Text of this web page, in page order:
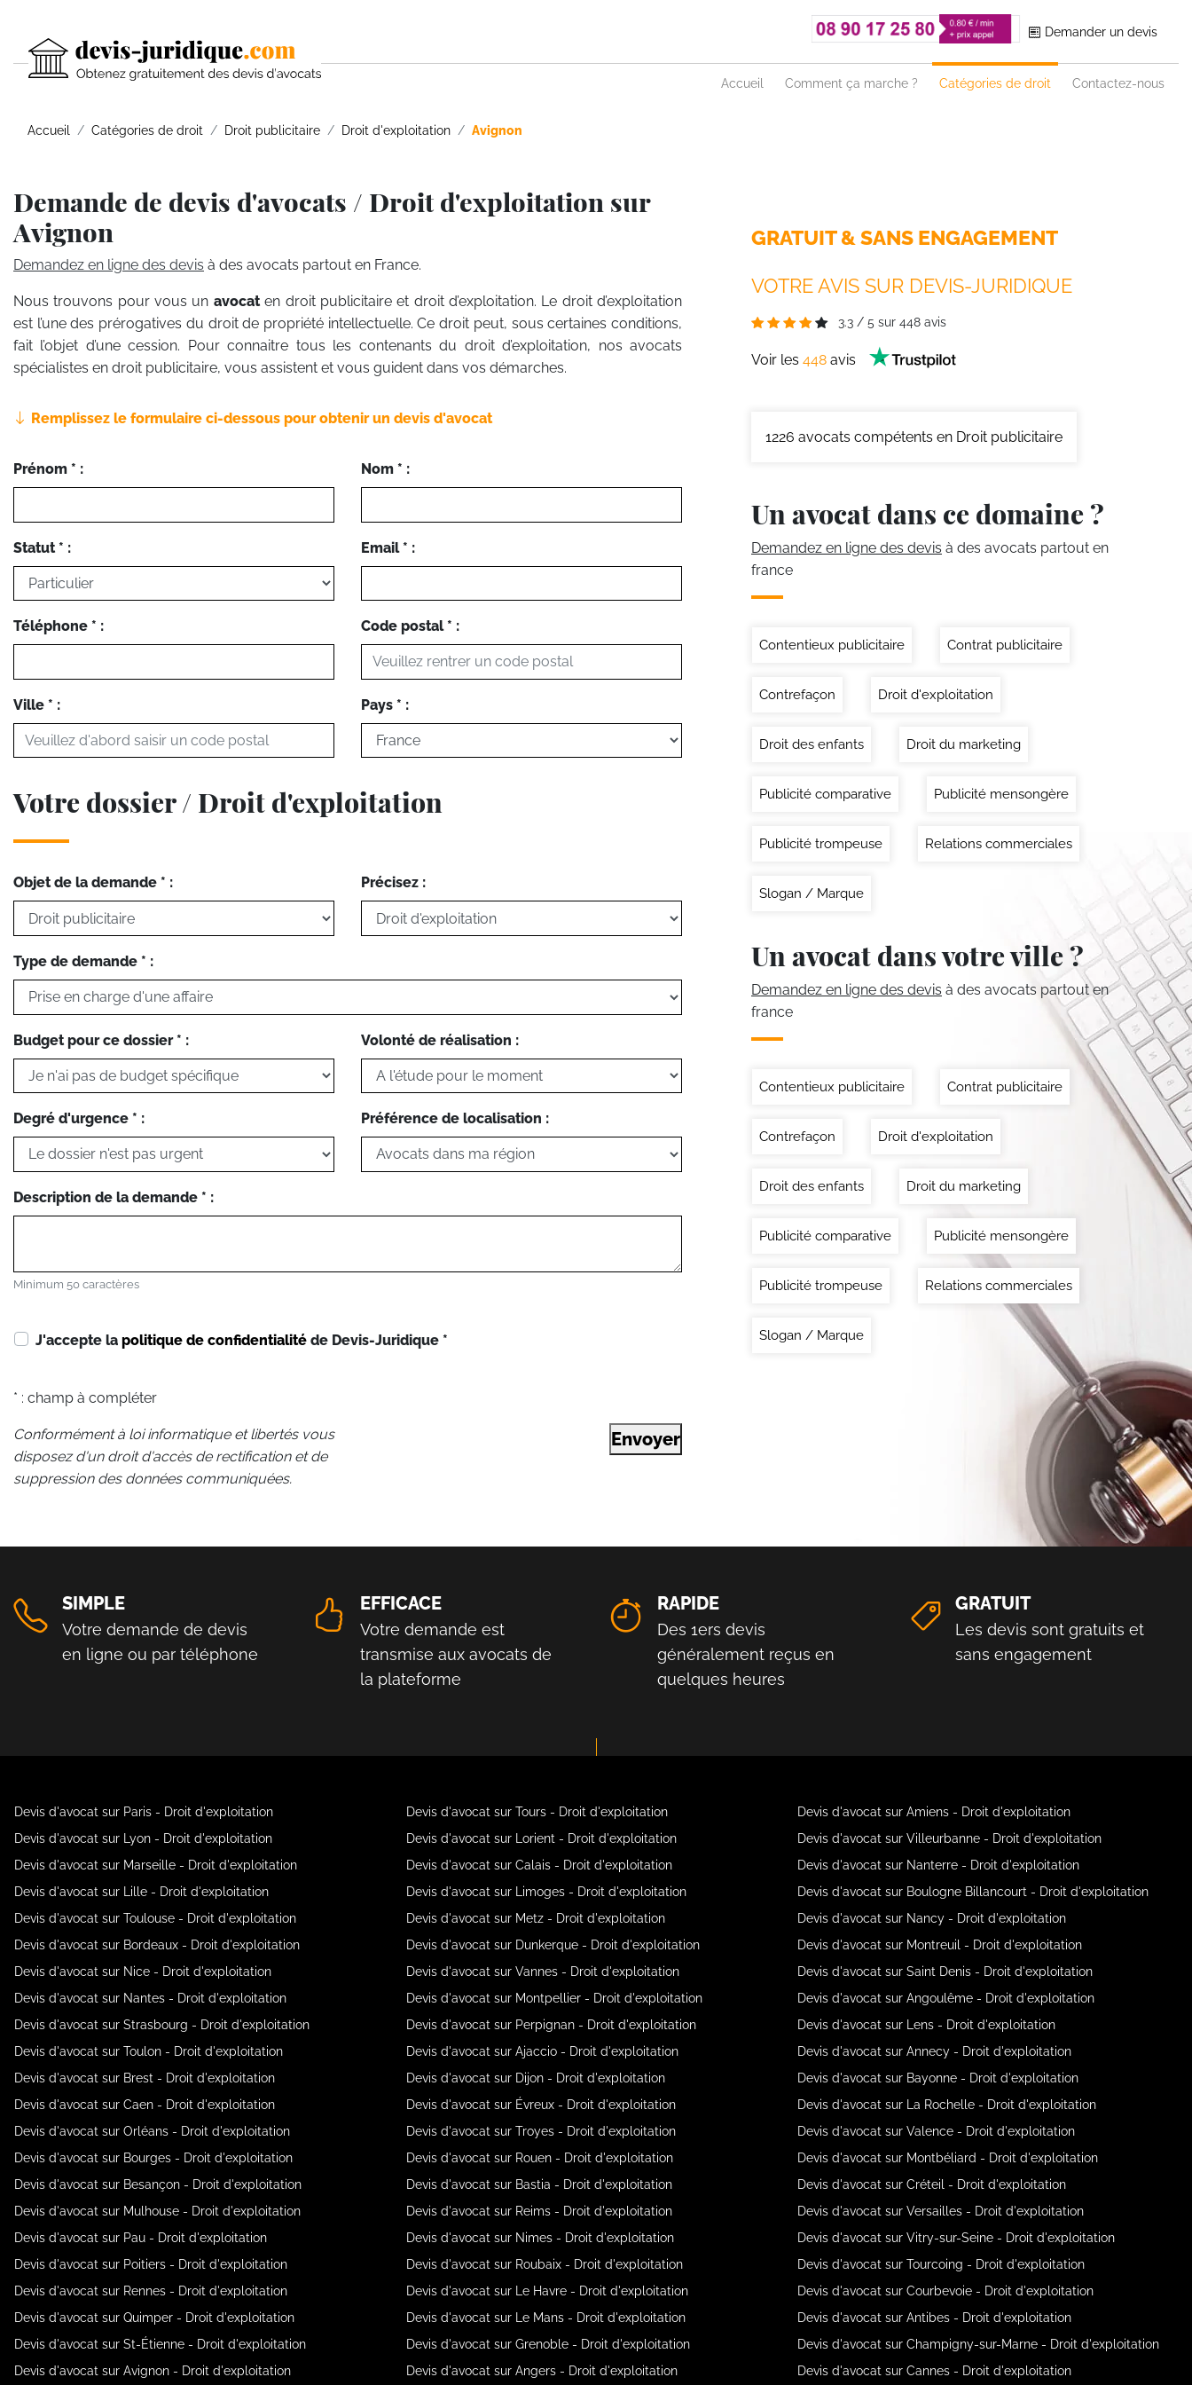
Demander un devis
Accueil Comment ça marche ? Catégories de droit Contactez-nous
Accueil Catégories de droit Droit publicitaire Droit d'exploitation Avignon
Demande de devis d'avocats / Droit d'exploitation sur
Avignon
Demandez en ligne des devis à des avocats partout en France.
Nous trouvons pour vous un avocaten droit publicitaire et droit d’exploitation. Le droit d’exploitation
est l’une des prérogatives du droit de propriété intellectuelle. Ce droit peut, sous certaines conditions,
fait l’objet d’une cession. Pour connaitre tous les contenants du droit d’exploitation, nos avocats
spécialistes en droit publicitaire, vous assistent et vous guident dans vos démarches.
Remplissez le formulaire ci-dessous pour obtenir un devis d'avocat
Prénom * : Nom * :
Statut * : Email * :
Téléphone * : Code postal * :
Ville * : Pays * :
Votre dossier / Droit d'exploitation
Objet de la demande * : Précisez :
Type de demande * :
Budget pour ce dossier * : Volonté de réalisation :
Degré d'urgence * : Préférence de localisation :
Description de la demande * :
Minimum 50 caractères
J'accepte la politique de confidentialité de Devis-Juridique *
* : champ à compléter
Conformément à loi informatique et libertés vous
disposez d'un droit d'accès de rectification et de
suppression des données communiquées.
Envoyer
GRATUIT & SANS ENGAGEMENT
VOTRE AVIS SUR DEVIS-JURIDIQUE
3.3 / 5 sur 448 avis
Voir les 448 avis
1226 avocats compétents en Droit publicitaire
Un avocat dans ce domaine ?
Demandez en ligne des devis à des avocats partout en
france
Contentieux publicitaire Contrat publicitaire
Contrefaçon Droit d'exploitation
Droit des enfants Droit du marketing
Publicité comparative Publicité mensongère
Publicité trompeuse Relations commerciales
Slogan / Marque
Un avocat dans votre ville ?
Demandez en ligne des devis à des avocats partout en
france
Contentieux publicitaire Contrat publicitaire
Contrefaçon Droit d'exploitation
Droit des enfants Droit du marketing
Publicité comparative Publicité mensongère
Publicité trompeuse Relations commerciales
Slogan / Marque
SIMPLE
Votre demande de devis
en ligne ou par téléphone
EFFICACE
Votre demande est
transmise aux avocats de
la plateforme
RAPIDE
Des 1ers devis
généralement reçus en
quelques heures
GRATUIT
Les devis sont gratuits et
sans engagement
Devis d'avocat sur Paris - Droit d'exploitation
Devis d'avocat sur Lyon - Droit d'exploitation
Devis d'avocat sur Marseille - Droit d'exploitation
Devis d'avocat sur Lille - Droit d'exploitation
Devis d'avocat sur Toulouse - Droit d'exploitation
Devis d'avocat sur Bordeaux - Droit d'exploitation
Devis d'avocat sur Nice - Droit d'exploitation
Devis d'avocat sur Nantes - Droit d'exploitation
Devis d'avocat sur Strasbourg - Droit d'exploitation
Devis d'avocat sur Toulon - Droit d'exploitation
Devis d'avocat sur Brest - Droit d'exploitation
Devis d'avocat sur Caen - Droit d'exploitation
Devis d'avocat sur Orléans - Droit d'exploitation
Devis d'avocat sur Bourges - Droit d'exploitation
Devis d'avocat sur Besançon - Droit d'exploitation
Devis d'avocat sur Mulhouse - Droit d'exploitation
Devis d'avocat sur Pau - Droit d'exploitation
Devis d'avocat sur Poitiers - Droit d'exploitation
Devis d'avocat sur Rennes - Droit d'exploitation
Devis d'avocat sur Quimper - Droit d'exploitation
Devis d'avocat sur St-Étienne - Droit d'exploitation
Devis d'avocat sur Avignon - Droit d'exploitation
Devis d'avocat sur Tours - Droit d'exploitation
Devis d'avocat sur Lorient - Droit d'exploitation
Devis d'avocat sur Calais - Droit d'exploitation
Devis d'avocat sur Limoges - Droit d'exploitation
Devis d'avocat sur Metz - Droit d'exploitation
Devis d'avocat sur Dunkerque - Droit d'exploitation
Devis d'avocat sur Vannes - Droit d'exploitation
Devis d'avocat sur Montpellier - Droit d'exploitation
Devis d'avocat sur Perpignan - Droit d'exploitation
Devis d'avocat sur Ajaccio - Droit d'exploitation
Devis d'avocat sur Dijon - Droit d'exploitation
Devis d'avocat sur Évreux - Droit d'exploitation
Devis d'avocat sur Troyes - Droit d'exploitation
Devis d'avocat sur Rouen - Droit d'exploitation
Devis d'avocat sur Bastia - Droit d'exploitation
Devis d'avocat sur Reims - Droit d'exploitation
Devis d'avocat sur Nimes - Droit d'exploitation
Devis d'avocat sur Roubaix - Droit d'exploitation
Devis d'avocat sur Le Havre - Droit d'exploitation
Devis d'avocat sur Le Mans - Droit d'exploitation
Devis d'avocat sur Grenoble - Droit d'exploitation
Devis d'avocat sur Angers - Droit d'exploitation
Devis d'avocat sur Amiens - Droit d'exploitation
Devis d'avocat sur Villeurbanne - Droit d'exploitation
Devis d'avocat sur Nanterre - Droit d'exploitation
Devis d'avocat sur Boulogne Billancourt - Droit d'exploitation
Devis d'avocat sur Nancy - Droit d'exploitation
Devis d'avocat sur Montreuil - Droit d'exploitation
Devis d'avocat sur Saint Denis - Droit d'exploitation
Devis d'avocat sur Angoulême - Droit d'exploitation
Devis d'avocat sur Lens - Droit d'exploitation
Devis d'avocat sur Annecy - Droit d'exploitation
Devis d'avocat sur Bayonne - Droit d'exploitation
Devis d'avocat sur La Rochelle - Droit d'exploitation
Devis d'avocat sur Valence - Droit d'exploitation
Devis d'avocat sur Montbéliard - Droit d'exploitation
Devis d'avocat sur Créteil - Droit d'exploitation
Devis d'avocat sur Versailles - Droit d'exploitation
Devis d'avocat sur Vitry-sur-Seine - Droit d'exploitation
Devis d'avocat sur Tourcoing - Droit d'exploitation
Devis d'avocat sur Courbevoie - Droit d'exploitation
Devis d'avocat sur Antibes - Droit d'exploitation
Devis d'avocat sur Champigny-sur-Marne - Droit d'exploitation
Devis d'avocat sur Cannes - Droit d'exploitation